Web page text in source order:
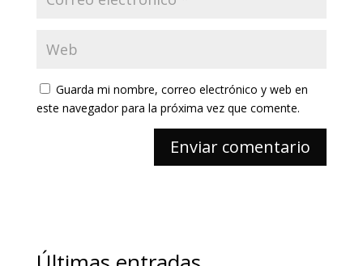
Guarda mi nombre, correo electrónico y web en
este navegador para la próxima vez que comente.